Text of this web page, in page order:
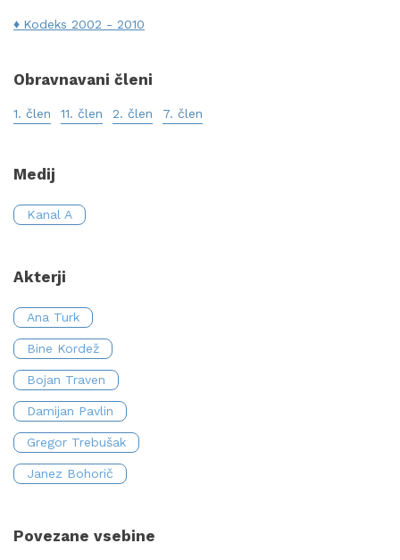
Kodeks 2002 - 2010
Obravnavani členi
1. člen 11. člen 2. člen 7. člen
Medij
Kanal A
Akterji
Ana Turk
Bine Kordež
Bojan Traven
Damijan Pavlin
Gregor Trebušak
Janez Bohorič
Povezane vsebine